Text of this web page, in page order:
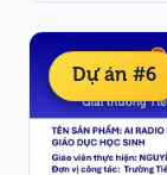
Dự án #6